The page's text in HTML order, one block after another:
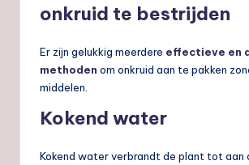
onkruid te bestrijden
Er zijn gelukkig meerdere effectieve en
methoden om onkruid aan te pakken
middelen.
Kokend water
Kokend water verbrandt de plant tot aan